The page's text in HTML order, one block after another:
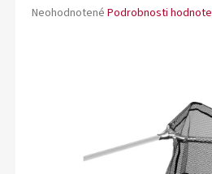
Priemerné
Neohodnotené Podrobnosti